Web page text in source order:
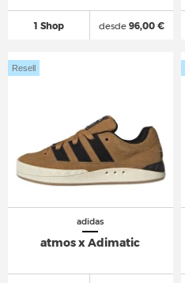
1 Shop desde96,00 €
adidas
atmos x Adimatic
Resell